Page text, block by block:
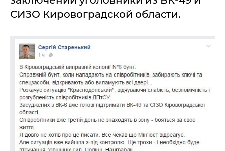
СИЗО Кировоградской области.